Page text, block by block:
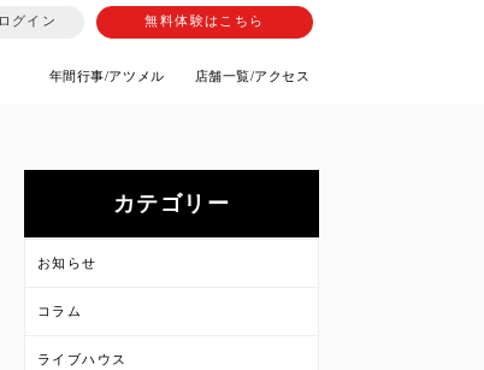
グイン 無料体験はこちら
年間行事/アツメル 店舗一覧/アクセス
カテゴリー
お知らせ
コラム
ライブハウス